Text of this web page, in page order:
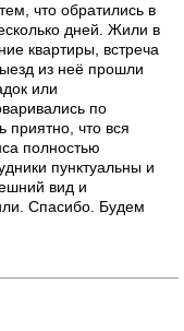
что обратились в
дней. Жили в
квартиры, встреча
из неё прошли
или
по
что вся
полностью
пунктуальны и
вид и
Спасибо. Будем